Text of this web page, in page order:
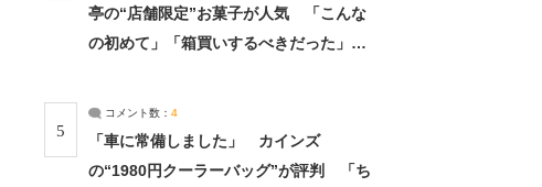
亭の“店舗限定”お菓子が人気 「こんな
の初めて」「箱買いするべきだった」
5
コメント数： 4
「車に常備しました」 カインズ
の“1980円クーラーバッグ”が評判 「ち